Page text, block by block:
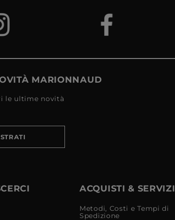
MARIONNAUD
le ultime novità
ACQUISTI & SERVIZI
Metodi, Costi e Tempi di
Spedizione